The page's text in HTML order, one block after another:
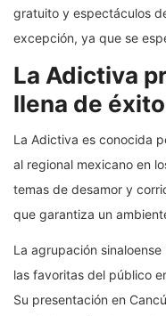
gratuito y espectáculos
excepción, ya que se
La Adictiva
llena de
La Adictiva es conocida
al regional mexicano en
temas de desamor y
que garantiza un
La agrupación
las favoritas del público
Su presentación en